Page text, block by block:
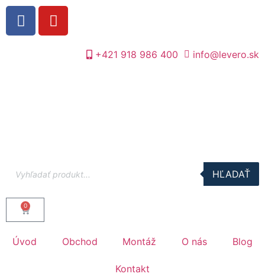
+421 918 986 400 info@levero.sk
HĽADAŤ
0
Úvod Obchod Montáž O nás Blog
Kontakt